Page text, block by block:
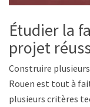
Étudier la
projet
Construire
Rouen est tout à
plusieurs critères